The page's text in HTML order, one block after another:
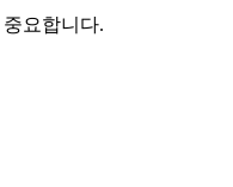
요합니다.